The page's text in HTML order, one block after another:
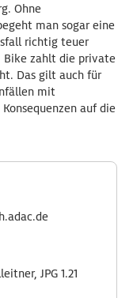
Ohne
man sogar eine
richtig teuer
zahlt die private
Das gilt auch für
mit
auf die
JPG 1.21